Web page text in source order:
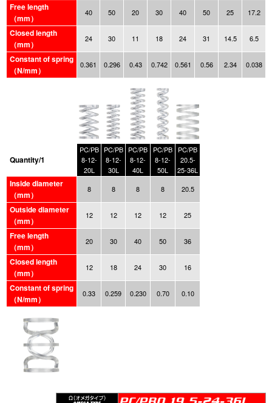
Free length
（mm）
40 50 20 30 40 50 25 17.2
Closed length
（mm）
24 30 11 18 24 31 14.5 6.5
Constant of spring
（N/mm）
0.361 0.296 0.43 0.742 0.561 0.56 2.34 0.038
Quantity/1
PC/PB
8-12-
20L
PC/PB
8-12-
30L
PC/PB
8-12-
40L
PC/PB
8-12-
50L
PC/PB
20.5-
25-36L
Inside diameter
（mm）
8 8 8 8 20.5
Outside diameter
（mm）
12 12 12 12 25
Free length
（mm）
20 30 40 50 36
Closed length
（mm）
12 18 24 30 16
Constant of spring
（N/mm）
0.33 0.259 0.230 0.70 0.10